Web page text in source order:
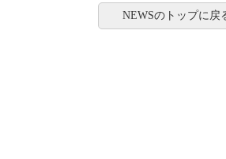
NEWSのトップに戻